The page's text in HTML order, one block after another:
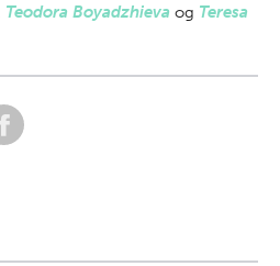
Teodora Boyadzhieva og Teresa